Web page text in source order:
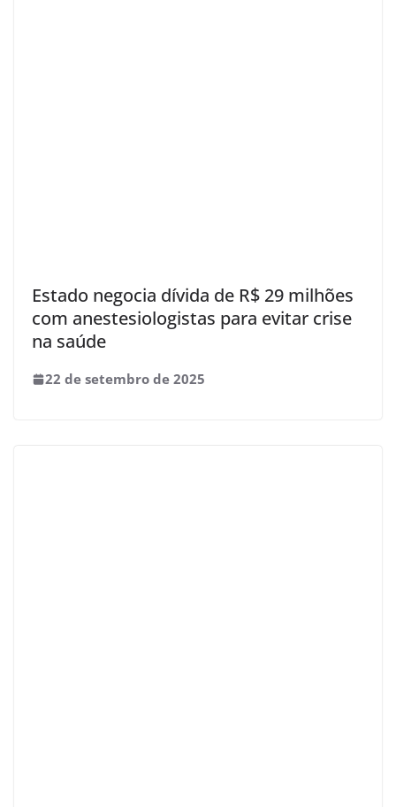
Estado negocia dívida de R$ 29 milhões
com anestesiologistas para evitar crise
na saúde
22 de setembro de 2025